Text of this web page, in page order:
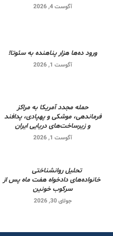
آگوست 4, 2026
ورود ده‌ها هزار پناهنده به سئوتا!
آگوست 1, 2026
حمله مجدد آمریکا به مراکز
فرماندهی، موشکی و پهپادی، پدافند
و زیرساخت‌های دریایی ایران
آگوست 1, 2026
تحلیل روانشناختی
خانواده‌های دادخواه هفت ماه پس از
سرکوب خونین
جولای 30, 2026